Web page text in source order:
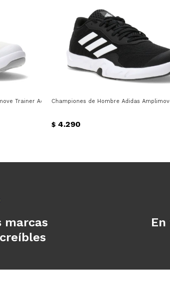
Trainer Adidas - Blanco - Negro
Championes de Hombre Adidas
$ 4.290
marcas